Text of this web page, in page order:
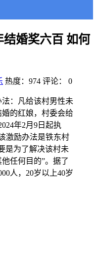
结婚奖六百 如何
热度：974 评论： 0
：凡给该村男性未
的红娘，村委会给
年2月9日起执
激励办法是铁东村
是为了解决该村未
任何目的”。据了
人，20岁以上40岁